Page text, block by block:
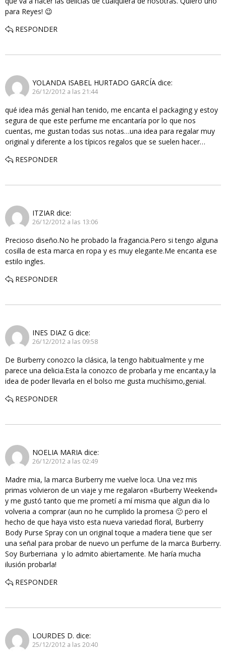
para Reyes! 😉
RESPONDER
YOLANDA ISABEL HURTADO GARCÍA dice:
26/12/2012 a las 21:44
qué idea más genial han tenido, me encanta el packaging y estoy
segura de que este perfume me encantaría por lo que nos
cuentas, me gustan todas sus notas…una idea para regalar muy
original y diferente a los típicos regalos que se suelen hacer…
RESPONDER
ITZIAR dice:
26/12/2012 a las 13:06
Precioso diseño.No he probado la fragancia.Pero si tengo alguna
cosilla de esta marca en ropa y es muy elegante.Me encanta ese
estilo ingles.
RESPONDER
INES DIAZ G dice:
26/12/2012 a las 09:58
De Burberry conozco la clásica, la tengo habitualmente y me
parece una delicia.Esta la conozco de probarla y me encanta,y la
idea de poder llevarla en el bolso me gusta muchísimo,genial.
RESPONDER
NOELIA MARIA dice:
26/12/2012 a las 02:49
Madre mia, la marca Burberry me vuelve loca. Una vez mis
primas volvieron de un viaje y me regalaron «Burberry Weekend»
y me gustó tanto que me prometí a mí misma que algun dia lo
volveria a comprar (aun no he cumplido la promesa 🙂 pero el
hecho de que haya visto esta nueva variedad floral, Burberry
Body Purse Spray con un original toque a madera tiene que ser
una señal para probar de nuevo un perfume de la marca Burberry.
Soy Burberriana y lo admito abiertamente. Me haría mucha
ilusión probarla!
RESPONDER
LOURDES D. dice:
25/12/2012 a las 20:40